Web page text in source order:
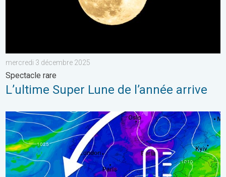
mercredi 3 décembre 2025
Spectacle rare
L’ultime Super Lune de l’année arrive
Le froid s’intensifie d’un cran samedi. Air polaire. . . vendredi